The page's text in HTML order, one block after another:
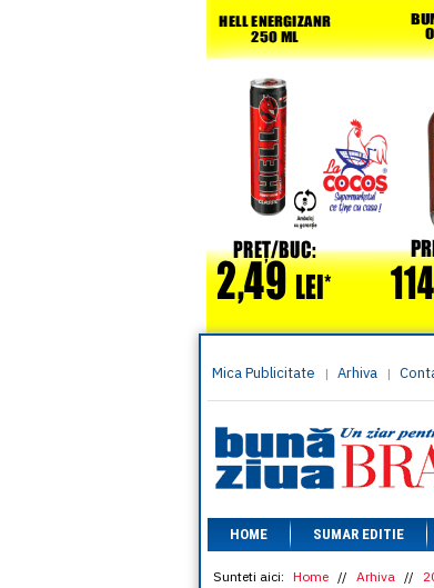
Mica Publicitate | Arhiva |
HOME SUMAR EDITIE
Sunteti aici: Home // Arhiva //